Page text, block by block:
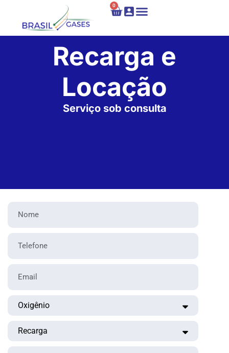
0
Recarga e
Locação​
Serviço sob consulta